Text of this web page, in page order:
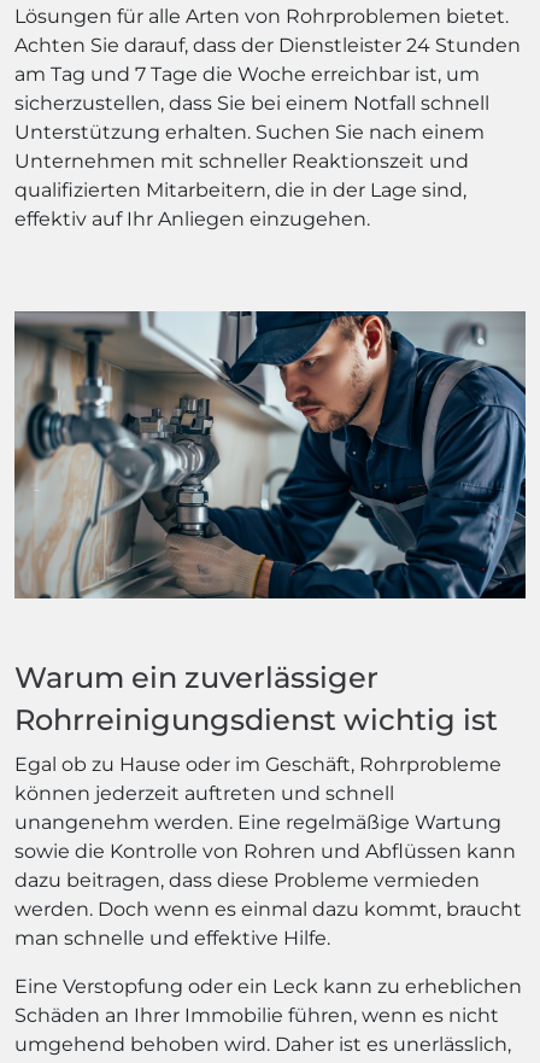
Lösungen für alle Arten von Rohrproblemen bietet.
Achten Sie darauf, dass der Dienstleister 24 Stunden
am Tag und 7 Tage die Woche erreichbar ist, um
sicherzustellen, dass Sie bei einem Notfall schnell
Unterstützung erhalten. Suchen Sie nach einem
Unternehmen mit schneller Reaktionszeit und
qualifizierten Mitarbeitern, die in der Lage sind,
effektiv auf Ihr Anliegen einzugehen.
Warum ein zuverlässiger
Rohrreinigungsdienst wichtig ist
Egal ob zu Hause oder im Geschäft, Rohrprobleme
können jederzeit auftreten und schnell
unangenehm werden. Eine regelmäßige Wartung
sowie die Kontrolle von Rohren und Abflüssen kann
dazu beitragen, dass diese Probleme vermieden
werden. Doch wenn es einmal dazu kommt, braucht
man schnelle und effektive Hilfe.
Eine Verstopfung oder ein Leck kann zu erheblichen
Schäden an Ihrer Immobilie führen, wenn es nicht
umgehend behoben wird. Daher ist es unerlässlich,